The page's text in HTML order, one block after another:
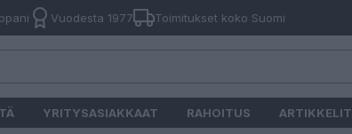
Vuodesta 1977 Toimitukset koko Suomi
YRITYSASIAKKAAT RAHOITUS ARTIKKELIT